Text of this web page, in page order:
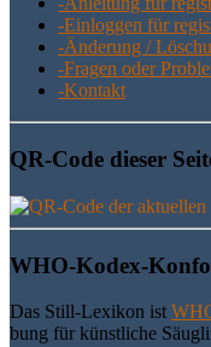
-Ein­log­gen für
-Ände­rung /
-Fra­gen oder
-Kon­takt
QR-Code die­ser
WHO-Kodex-
Das Still-Lexi­kon ist
bung für künst­li­che